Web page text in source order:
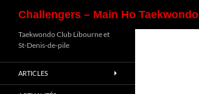
Aller
contenu
Challengers – Main Ho Taekwondo
Taekwondo Club Libourne et
St-Denis-de-pile
ARTICLES